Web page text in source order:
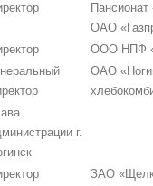
ОАО
ООО НПФ
ОАО
г.
ЗАО